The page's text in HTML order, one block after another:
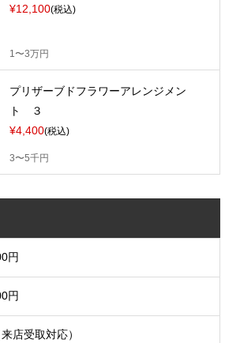
¥12,100(税込)
1〜3万円
プリザーブドフラワーアレンジメン
ト ３
¥4,400(税込)
3〜5千円
円
円
店受取対応）